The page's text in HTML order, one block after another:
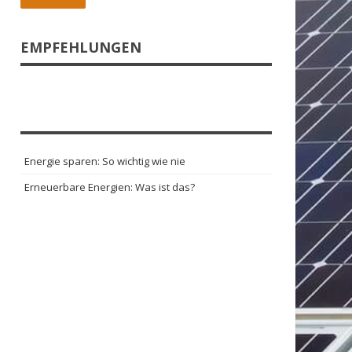
EMPFEHLUNGEN
Energie sparen: So wichtig wie nie
Erneuerbare Energien: Was ist das?